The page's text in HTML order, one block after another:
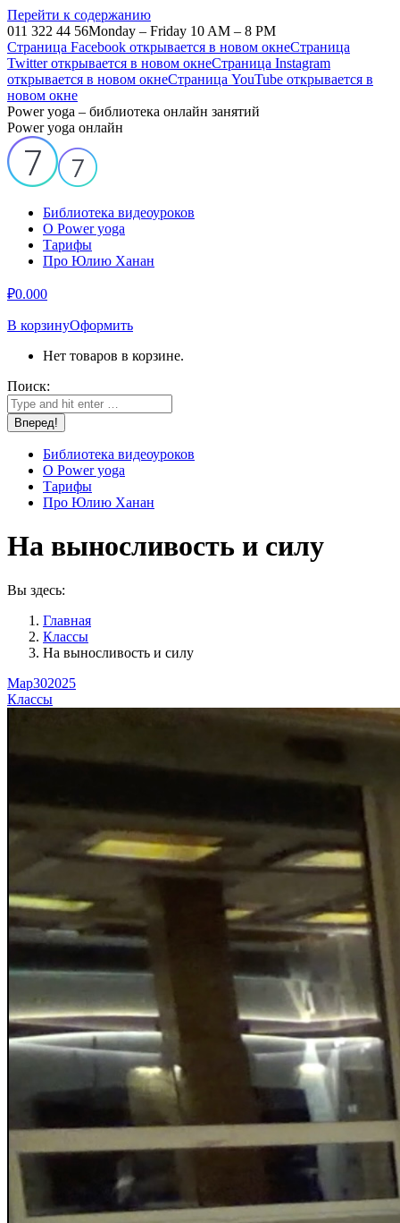
Перейти к содержанию
011 322 44 56Monday – Friday 10 AM – 8 PM
Страница Facebook открывается в новом окнеСтраница
Twitter открывается в новом окнеСтраница Instagram
открывается в новом окнеСтраница YouTube открывается в
новом окне
Power yoga – библиотека онлайн занятий
Power yoga онлайн
Библиотека видеоуроков
О Power yoga
Тарифы
Про Юлию Ханан
₽0.000
В корзинуОформить
Нет товаров в корзине.
Поиск:
Библиотека видеоуроков
О Power yoga
Тарифы
Про Юлию Ханан
На выносливость и силу
Вы здесь:
Главная
Классы
На выносливость и силу
Мар302025
Классы